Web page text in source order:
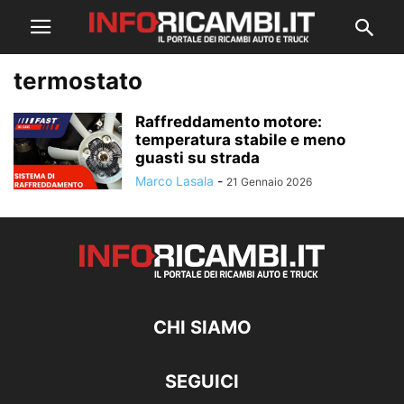
termostato
Raffreddamento motore:
temperatura stabile e meno
guasti su strada
Marco Lasala - 21 Gennaio 2026
CHI SIAMO
SEGUICI